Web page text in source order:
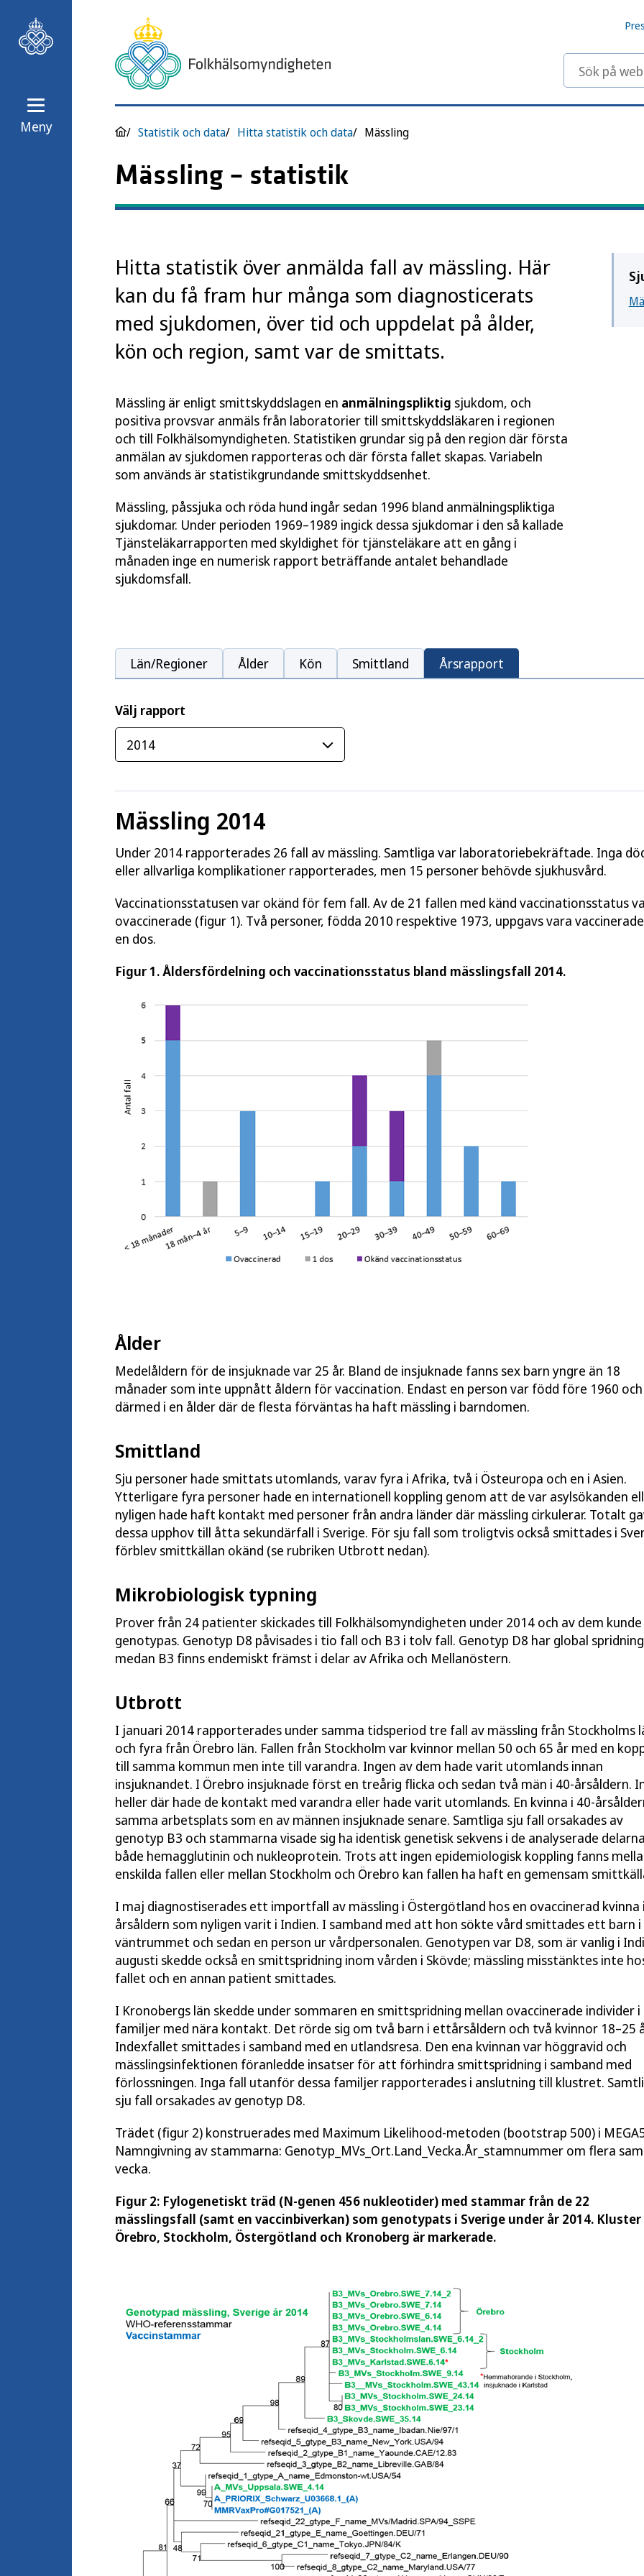
Meny
Sök på
Statistik och data Hitta statistik och data Mässling
Mässling – statistik
Hitta statistik över anmälda fall av mässling. Här
kan du få fram hur många som diagnosticerats
med sjukdomen, över tid och uppdelat på ålder,
kön och region, samt var de smittats.
Mässling är enligt smittskyddslagen en anmälningspliktig sjukdom, och
positiva provsvar anmäls från laboratorier till smittskyddsläkaren i regionen
och till Folkhälsomyndigheten. Statistiken grundar sig på den region där första
anmälan av sjukdomen rapporteras och där första fallet skapas. Variabeln
som används är statistikgrundande smittskyddsenhet.
Mässling, påssjuka och röda hund ingår sedan 1996 bland anmälningspliktiga
sjukdomar. Under perioden 1969–1989 ingick dessa sjukdomar i den så kallade
Tjänsteläkarrapporten med skyldighet för tjänsteläkare att en gång i
månaden inge en numerisk rapport beträffande antalet behandlade
sjukdomsfall.
Län/Regioner Ålder Kön Smittland Årsrapport
Välj rapport
Mässling 2014
Under 2014 rapporterades 26 fall av mässling. Samtliga var laboratoriebekräftade. Inga
eller allvarliga komplikationer rapporterades, men 15 personer behövde sjukhusvård.
Vaccinationsstatusen var okänd för fem fall. Av de 21 fallen med känd vaccinationsstatus
ovaccinerade (figur 1). Två personer, födda 2010 respektive 1973, uppgavs vara
en dos.
Figur 1. Åldersfördelning och vaccinationsstatus bland mässlingsfall 2014.
Ålder
Medelåldern för de insjuknade var 25 år. Bland de insjuknade fanns sex barn yngre än 18
månader som inte uppnått åldern för vaccination. Endast en person var född före 1960 och
därmed i en ålder där de flesta förväntas ha haft mässling i barndomen.
Smittland
Sju personer hade smittats utomlands, varav fyra i Afrika, två i Östeuropa och en i Asien.
Ytterligare fyra personer hade en internationell koppling genom att de var asylsökanden
nyligen hade haft kontakt med personer från andra länder där mässling cirkulerar. Totalt
dessa upphov till åtta sekundärfall i Sverige. För sju fall som troligtvis också smittades i
förblev smittkällan okänd (se rubriken Utbrott nedan).
Mikrobiologisk typning
Prover från 24 patienter skickades till Folkhälsomyndigheten under 2014 och av dem kunde
genotypas. Genotyp D8 påvisades i tio fall och B3 i tolv fall. Genotyp D8 har global
medan B3 finns endemiskt främst i delar av Afrika och Mellanöstern.
Utbrott
I januari 2014 rapporterades under samma tidsperiod tre fall av mässling från Stockholms
och fyra från Örebro län. Fallen från Stockholm var kvinnor mellan 50 och 65 år med en
till samma kommun men inte till varandra. Ingen av dem hade varit utomlands innan
insjuknandet. I Örebro insjuknade först en treårig flicka och sedan två män i 40-årsåldern.
heller där hade de kontakt med varandra eller hade varit utomlands. En kvinna i 40-
samma arbetsplats som en av männen insjuknade senare. Samtliga sju fall orsakades av
genotyp B3 och stammarna visade sig ha identisk genetisk sekvens i de analyserade
både hemagglutinin och nukleoprotein. Trots att ingen epidemiologisk koppling fanns
enskilda fallen eller mellan Stockholm och Örebro kan fallen ha haft en gemensam
I maj diagnostiserades ett importfall av mässling i Östergötland hos en ovaccinerad kvinna
årsåldern som nyligen varit i Indien. I samband med att hon sökte vård smittades ett barn i
väntrummet och sedan en person ur vårdpersonalen. Genotypen var D8, som är vanlig i
augusti skedde också en smittspridning inom vården i Skövde; mässling misstänktes inte
fallet och en annan patient smittades.
I Kronobergs län skedde under sommaren en smittspridning mellan ovaccinerade individer
familjer med nära kontakt. Det rörde sig om två barn i ettårsåldern och två kvinnor 18–25
Indexfallet smittades i samband med en utlandsresa. Den ena kvinnan var höggravid och
mässlingsinfektionen föranledde insatser för att förhindra smittspridning i samband med
förlossningen. Inga fall utanför dessa familjer rapporterades i anslutning till klustret.
sju fall orsakades av genotyp D8.
Trädet (figur 2) konstruerades med Maximum Likelihood-metoden (bootstrap 500) i
Namngivning av stammarna: Genotyp_MVs_Ort.Land_Vecka.År_stamnummer om flera
vecka.
Figur 2: Fylogenetiskt träd (N-genen 456 nukleotider) med stammar från de 22
mässlingsfall (samt en vaccinbiverkan) som genotypats i Sverige under år 2014. Kluster
Örebro, Stockholm, Östergötland och Kronoberg är markerade.